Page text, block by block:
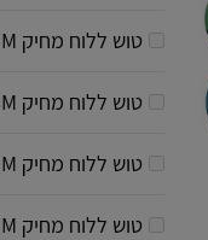
טוש ללוח מחיק VBM ראש שטוח, צבע כחול
טוש ללוח מחיק VBM ראש שטוח, צבע אדום
טוש ללוח מחיק VBM ראש שטוח, צבע ירוק
טוש ללוח מחיק VBM ראש שטוח, צבע כתום